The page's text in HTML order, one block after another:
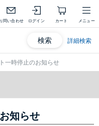
問い合わせ ログイン カート メニュー
検索 詳細検索
一時停止のお知らせ
知らせ